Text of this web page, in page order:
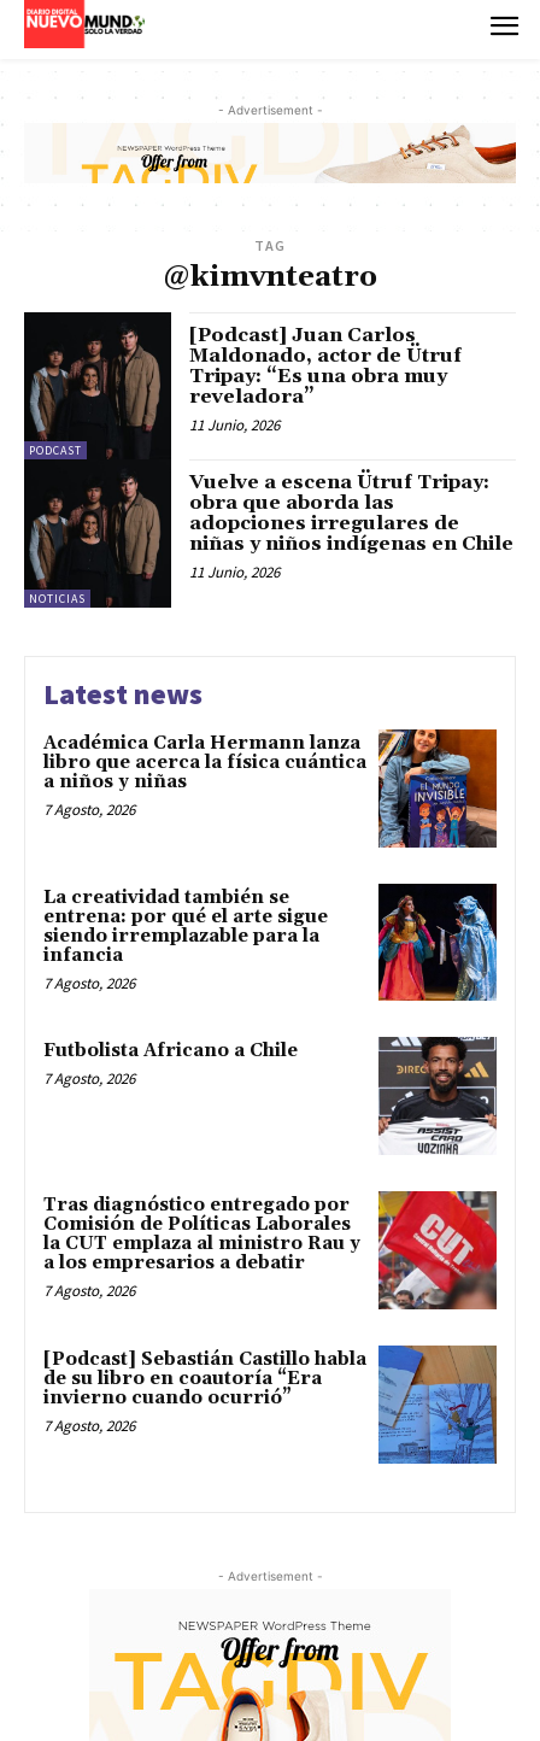
- Advertisement -
TAG
@kimvnteatro
PODCAST
[Podcast] Juan Carlos
Maldonado, actor de Ütruf
Tripay: “Es una obra muy
reveladora”
11 Junio, 2026
NOTICIAS
Vuelve a escena Ütruf Tripay:
obra que aborda las
adopciones irregulares de
niñas y niños indígenas en Chile
11 Junio, 2026
Latest news
Académica Carla Hermann lanza
libro que acerca la física cuántica
a niños y niñas
7 Agosto, 2026
La creatividad también se
entrena: por qué el arte sigue
siendo irremplazable para la
infancia
7 Agosto, 2026
Futbolista Africano a Chile
7 Agosto, 2026
Tras diagnóstico entregado por
Comisión de Políticas Laborales
la CUT emplaza al ministro Rau y
a los empresarios a debatir
7 Agosto, 2026
[Podcast] Sebastián Castillo habla
de su libro en coautoría “Era
invierno cuando ocurrió”
7 Agosto, 2026
- Advertisement -